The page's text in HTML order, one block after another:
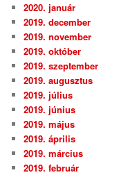
2020. január
2019. december
2019. november
2019. október
2019. szeptember
2019. augusztus
2019. július
2019. június
2019. május
2019. április
2019. március
2019. február